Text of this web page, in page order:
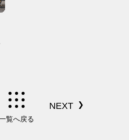
覧へ戻る